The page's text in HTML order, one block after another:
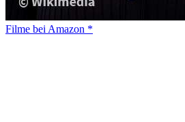
Filme bei Amazon *